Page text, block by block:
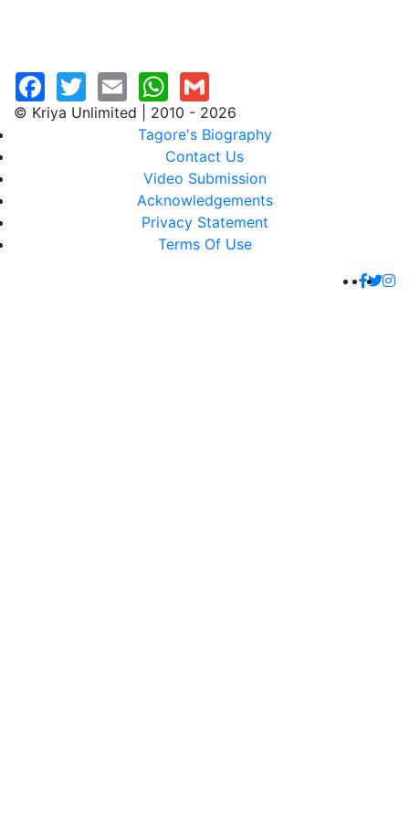
© Kriya Unlimited | 2010 - 2026
Tagore's Biography
Contact Us
Video Submission
Acknowledgements
Privacy Statement
Terms Of Use